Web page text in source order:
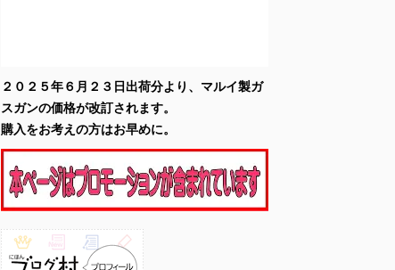
２０２５年６月２３日出荷分より、マルイ製ガ
スガンの価格が改訂されます。
購入をお考えの方はお早めに。